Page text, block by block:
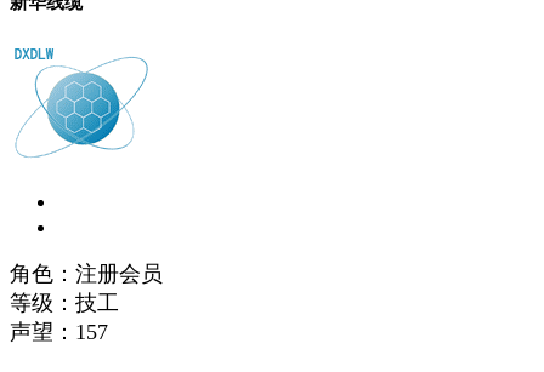
角色：注册会员
等级：技工
声望： 157